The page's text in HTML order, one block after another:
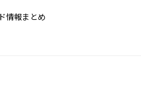
情報まとめ